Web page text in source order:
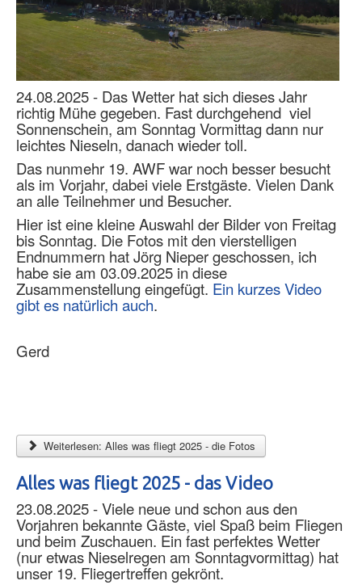
24.08.2025 - Das Wetter hat sich dieses Jahr
richtig Mühe gegeben. Fast durchgehend viel
Sonnenschein, am Sonntag Vormittag dann nur
leichtes Nieseln, danach wieder toll.
Das nunmehr 19. AWF war noch besser besucht
als im Vorjahr, dabei viele Erstgäste. Vielen Dank
an alle Teilnehmer und Besucher.
Hier ist eine kleine Auswahl der Bilder von Freitag
bis Sonntag. Die Fotos mit den vierstelligen
Endnummern hat Jörg Nieper geschossen, ich
habe sie am 03.09.2025 in diese
Zusammenstellung eingefügt. Ein kurzes Video
gibt es natürlich auch.
Gerd
Weiterlesen: Alles was fliegt 2025 - die Fotos
Alles was fliegt 2025 - das Video
23.08.2025 - Viele neue und schon aus den
Vorjahren bekannte Gäste, viel Spaß beim Fliegen
und beim Zuschauen. Ein fast perfektes Wetter
(nur etwas Nieselregen am Sonntagvormittag) hat
unser 19. Fliegertreffen gekrönt.